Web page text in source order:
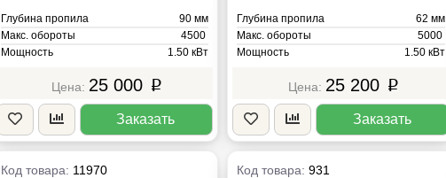
Глубина пропила
90 мм
Макс. обороты
4500
Мощность
1.50 кВт
25 000 p
Заказать
Глубина пропила
62 мм
Макс. обороты
5000
Мощность
1.50 кВт
25 200 p
Заказать
Код товара: 11970 Код товара:931